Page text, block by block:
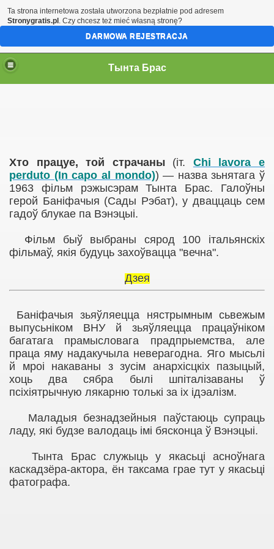
Тынта Брас
Хто працуе, той страчаны (іт. Chi lavora e
perduto (In capo al mondo))— назва зьнятага ў
1963 фільм рэжысэрам Тынта Брас. Галоўны
герой Баніфачыя (Сады Рэбат), у дваццаць сем
гадоў блукае па Вэнэцыі.
Фільм быў выбраны сярод 100 італьянскіх
фільмаў, якія будуць захоўвацца "вечна".
Дзея
Баніфачыя зьяўляецца нястрымным сьвежым
выпусьніком ВНУ й зьяўляецца працаўніком
багатага прамысловага прадпрыемства, але
праца яму надакучыла неверагодна. Яго мысьлі
й мроі накаваны з зусім анархісцкіх пазыцый,
хоць два сябра былі шпіталізаваны ў
псіхіятрычную лякарню толькі за іх ідэалізм.
Маладыя безнадзейныя паўстаюць супраць
ладу, які будзе валодаць імі бясконца ў Вэнэцыі.
Тынта Брас служыць у якасьці асноўнага
каскадзёра-актора, ён таксама грае тут у якасьці
фатографа.
Ta strona internetowa została utworzona bezpłatnie pod adresem
Stronygratis.pl . Czy chcesz też mieć własną stronę?
DARMOWA REJESTRACJA